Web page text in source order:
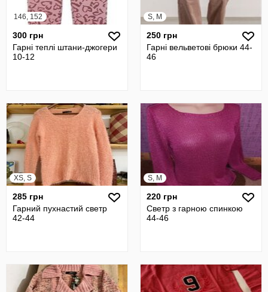
146, 152
300 грн
Гарні теплі штани-джогери
10-12
S, M
250 грн
Гарні вельветові брюки 44-
46
XS, S
285 грн
Гарний пухнастий светр
42-44
S, M
220 грн
Светр з гарною спинкою
44-46